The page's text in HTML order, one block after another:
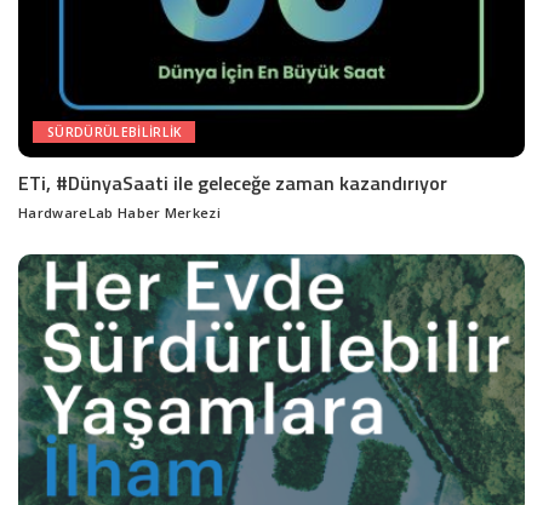
SÜRDÜRÜLEBILIRLIK
ETi, #DünyaSaati ile geleceğe zaman kazandırıyor
Posted
HardwareLab Haber Merkezi